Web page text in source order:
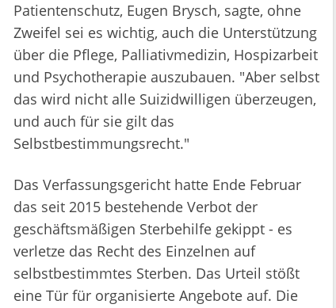
Patientenschutz, Eugen Brysch, sagte, ohne
Zweifel sei es wichtig, auch die Unterstützung
über die Pflege, Palliativmedizin, Hospizarbeit
und Psychotherapie auszubauen. "Aber selbst
das wird nicht alle Suizidwilligen überzeugen,
und auch für sie gilt das
Selbstbestimmungsrecht."
Das Verfassungsgericht hatte Ende Februar
das seit 2015 bestehende Verbot der
geschäftsmäßigen Sterbehilfe gekippt - es
verletze das Recht des Einzelnen auf
selbstbestimmtes Sterben. Das Urteil stößt
eine Tür für organisierte Angebote auf. Die